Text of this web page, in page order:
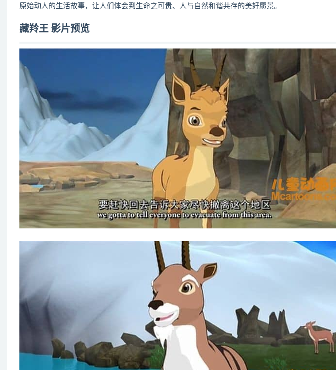
原始动人的生活故事，让人们体会到生命之可贵、人与自然和谐共存的美好愿景。
藏羚王 影片预览